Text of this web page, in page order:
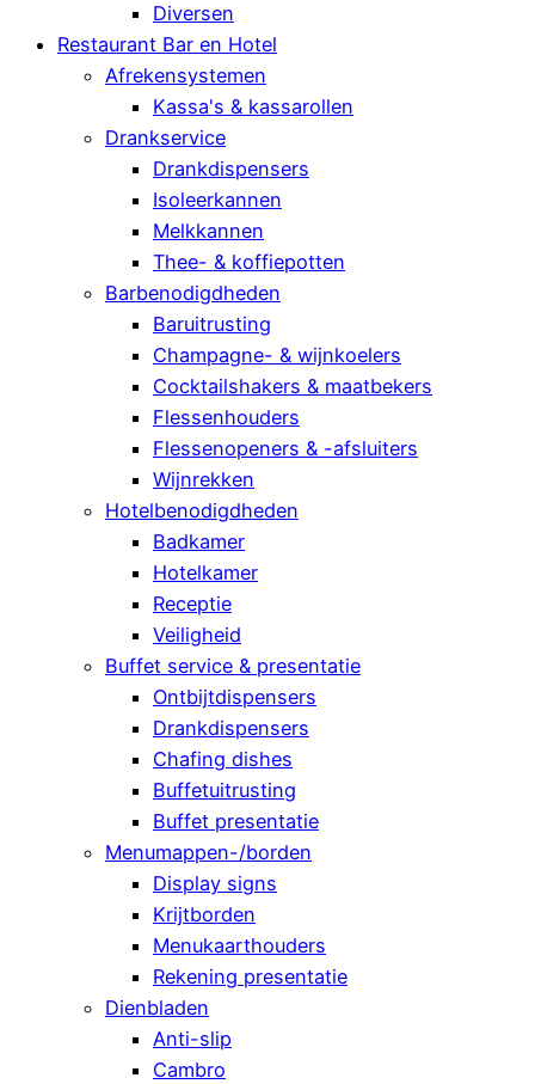
Diversen
Restaurant Bar en Hotel
Afrekensystemen
Kassa's & kassarollen
Drankservice
Drankdispensers
Isoleerkannen
Melkkannen
Thee- & koffiepotten
Barbenodigdheden
Baruitrusting
Champagne- & wijnkoelers
Cocktailshakers & maatbekers
Flessenhouders
Flessenopeners & -afsluiters
Wijnrekken
Hotelbenodigdheden
Badkamer
Hotelkamer
Receptie
Veiligheid
Buffet service & presentatie
Ontbijtdispensers
Drankdispensers
Chafing dishes
Buffetuitrusting
Buffet presentatie
Menumappen-/borden
Display signs
Krijtborden
Menukaarthouders
Rekening presentatie
Dienbladen
Anti-slip
Cambro